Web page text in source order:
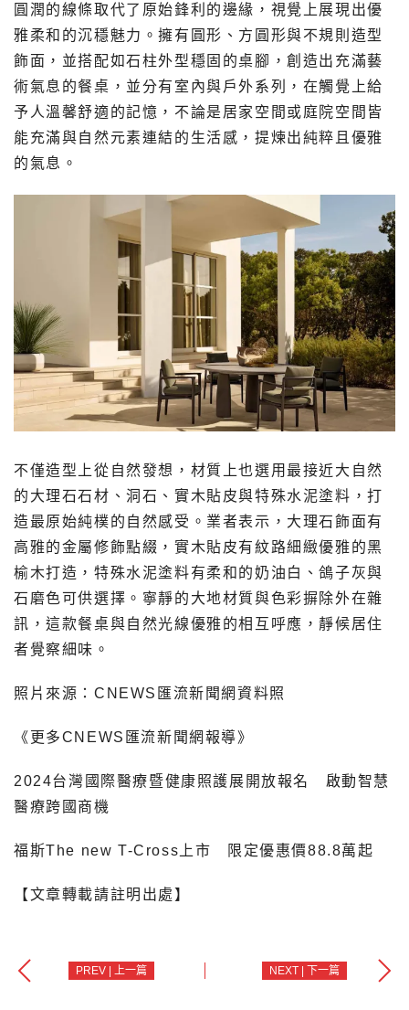
圓潤的線條取代了原始鋒利的邊緣，視覺上展現出優
雅柔和的沉穩魅力。擁有圓形、方圓形與不規則造型
飾面，並搭配如石柱外型穩固的桌腳，創造出充滿藝
術氣息的餐桌，並分有室內與戶外系列，在觸覺上給
予人溫馨舒適的記憶，不論是居家空間或庭院空間皆
能充滿與自然元素連結的生活感，提煉出純粹且優雅
的氣息。
不僅造型上從自然發想，材質上也選用最接近大自然
的大理石石材、洞石、實木貼皮與特殊水泥塗料，打
造最原始純樸的自然感受。業者表示，大理石飾面有
高雅的金屬修飾點綴，實木貼皮有紋路細緻優雅的黑
榆木打造，特殊水泥塗料有柔和的奶油白、鴿子灰與
石磨色可供選擇。寧靜的大地材質與色彩摒除外在雜
訊，這款餐桌與自然光線優雅的相互呼應，靜候居住
者覺察細味。
照片來源：CNEWS匯流新聞網資料照
《更多CNEWS匯流新聞網報導》
2024台灣國際醫療暨健康照護展開放報名 啟動智慧
醫療跨國商機
福斯The new T-Cross上市 限定優惠價88.8萬起
【文章轉載請註明出處】
PREV | 上一篇 NEXT | 下一篇